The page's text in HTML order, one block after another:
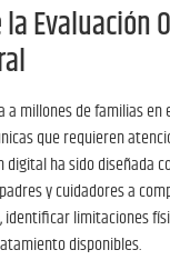
Evaluación
millones de familias en
que requieren
ha sido diseñada
y cuidadores a
identificar limitaciones
disponibles.